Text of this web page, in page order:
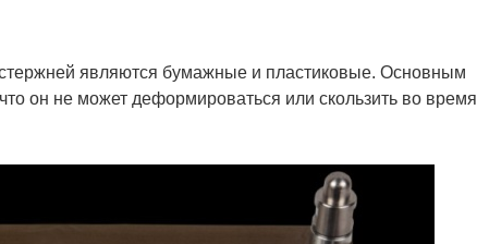
являются бумажные и пластиковые. Основным
он не может деформироваться или скользить во время